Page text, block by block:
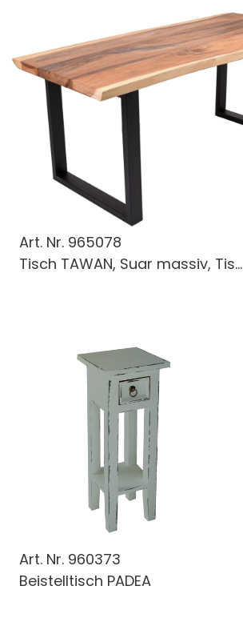
Art. Nr. 965078
Tisch TAWAN, Suar massiv, Tis...
Art. Nr. 960373
Beistelltisch PADEA